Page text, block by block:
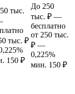
тыс.
тыс. ₽
150 ₽
До 250
тыс. ₽ —
бесплатно
от 250 тыс.
₽ —
0,225%
мин. 150 ₽